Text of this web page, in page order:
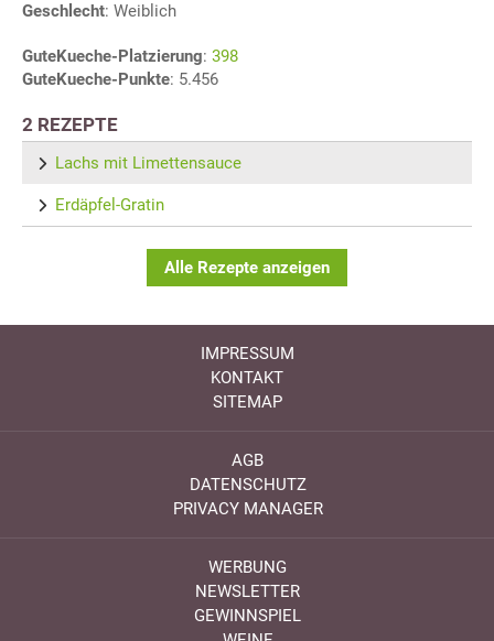
Geschlecht: Weiblich
GuteKueche-Platzierung: 398
GuteKueche-Punkte: 5.456
2 REZEPTE
Lachs mit Limettensauce
Erdäpfel-Gratin
Alle Rezepte anzeigen
IMPRESSUM
KONTAKT
SITEMAP
AGB
DATENSCHUTZ
PRIVACY MANAGER
WERBUNG
NEWSLETTER
GEWINNSPIEL